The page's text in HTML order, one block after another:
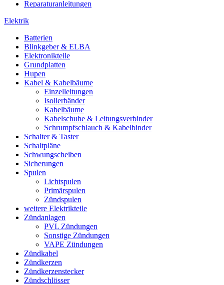
Reparaturanleitungen
Elektrik
Batterien
Blinkgeber & ELBA
Elektronikteile
Grundplatten
Hupen
Kabel & Kabelbäume
Einzelleitungen
Isolierbänder
Kabelbäume
Kabelschuhe & Leitungsverbinder
Schrumpfschlauch & Kabelbinder
Schalter & Taster
Schaltpläne
Schwungscheiben
Sicherungen
Spulen
Lichtspulen
Primärspulen
Zündspulen
weitere Elektrikteile
Zündanlagen
PVL Zündungen
Sonstige Zündungen
VAPE Zündungen
Zündkabel
Zündkerzen
Zündkerzenstecker
Zündschlösser